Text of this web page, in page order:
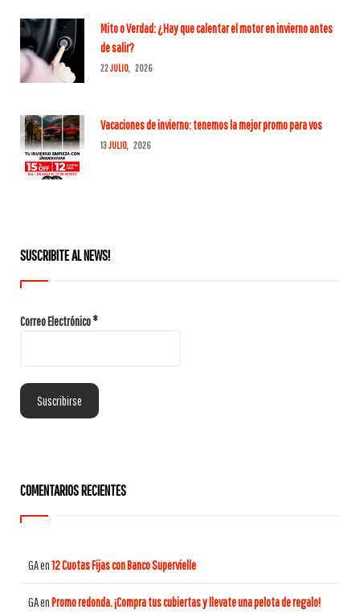
Mito o Verdad: ¿Hay que calentar el motor en invierno antes
de salir?
22JULIO, 2026
Vacaciones de invierno: tenemos la mejor promo para vos
13JULIO, 2026
SUSCRIBITE AL NEWS!
Correo Electrónico*
COMENTARIOS RECIENTES
GAen12 Cuotas Fijas con Banco Supervielle
GAenPromo redonda. ¡Compra tus cubiertas y llevate una pelota de regalo!